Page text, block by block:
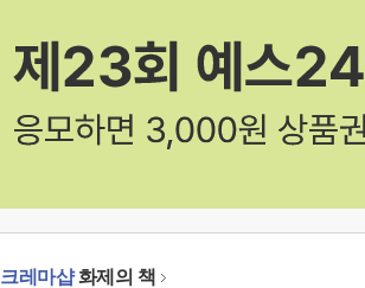
크레마샵화제의 책